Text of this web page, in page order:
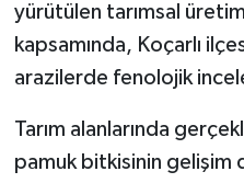
yürütülen tarımsal
kapsamında, Koçarlı
arazilerde fenolojik
Tarım alanlarında
pamuk bitkisinin gelişim